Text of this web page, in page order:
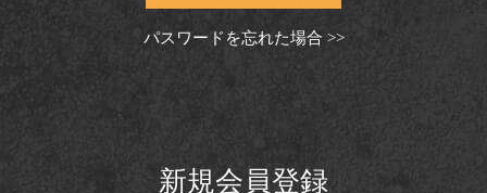
パスワードを忘れた場合 >>
新規会員登録